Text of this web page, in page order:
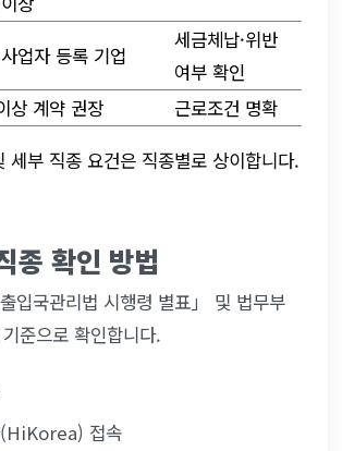
업자 등록 기업
세금체납·위반
여부 확인
상 계약 권장
근로조건 명확
부 직종 요건은 직종별로 상이합니다.
종 확인 방법
입국관리법 시행령 별표」 및 법무부
준으로 확인합니다.
접속